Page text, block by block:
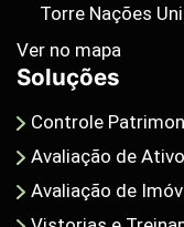
Torre Nações
Ver no mapa
Soluções
Controle
Avaliação de
Avaliação de